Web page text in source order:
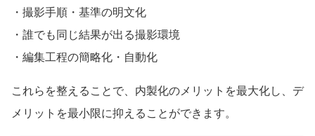
・撮影手順・基準の明文化
・誰でも同じ結果が出る撮影環境
・編集工程の簡略化・自動化
これらを整えることで、内製化のメリットを最大化し、デ
メリットを最小限に抑えることができます。